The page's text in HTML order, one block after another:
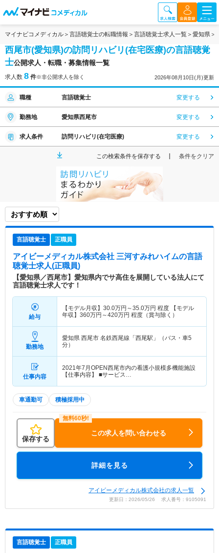
マイナビコメディカル 言語聴覚士の転職情報 言語聴覚士求人一覧 愛知県
西尾市(愛知県)の訪問リハビリ(在宅医療)の言語聴覚
士公開求人・転職・募集情報一覧
求人数 8 件※非公開求人を除く 2026年08月10日(月)更新
職種 言語聴覚士 変更する
勤務地 愛知県西尾市 変更する
求人条件 訪問リハビリ(在宅医療) 変更する
この検索条件を保存する 条件をクリア
言語聴覚士 正職員
アイビーメディカル株式会社 三河すみれハイムの言語
聴覚士求人(正職員)
【愛知県／西尾市】愛知県内でサ高住を展開している法人にて
言語聴覚士求人です！
給与
【モデル月収】 30.0万円～35.0万円 程度 【モデル
年収】 360万円～420万円 程度（賞与除く）
勤務地
愛知県 西尾市 名鉄西尾線「西尾駅」（バス・車5
分）
仕事内容
2021年7月OPEN西尾市内の看護小規模多機能施設
【仕事内容】 ■サービス…
車通勤可 積極採用中
保存する
この求人を問い合わせる
詳細を見る
アイビーメディカル株式会社の求人一覧
更新日：2026/05/26 求人番号：9105091
言語聴覚士 正職員